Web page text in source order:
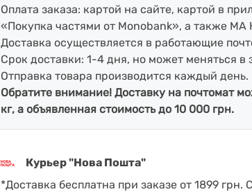
Оплата заказа: картой на сайте, картой в
«Покупка частями от Monobank», а также МА
Доставка осуществляется в работающие
Срок доставки: 1-4 дня, но может меняться в
Отправка товара производится каждый день.
Обратите внимание! Доставку на почтомат
кг, а объявленная стоимость до 10 000 грн.
Курьер "Нова Пошта"
*Доставка бесплатна при заказе от 1899 грн.